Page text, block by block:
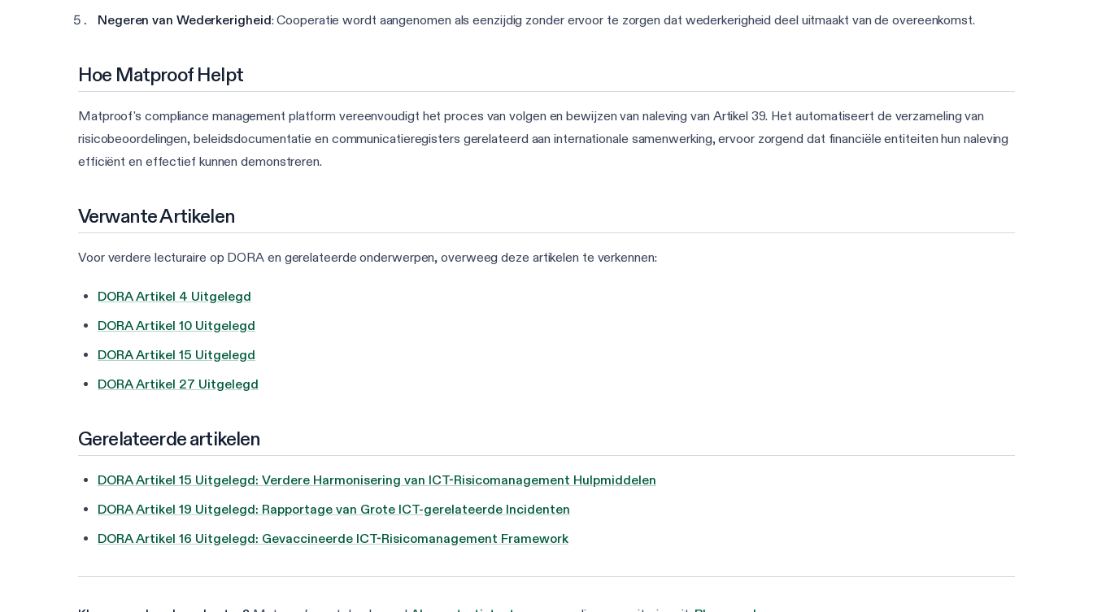
Negeren van Wederkerigheid: Cooperatie wordt aangenomen als eenzijdig zonder ervoor te zorgen dat wederkerigheid deel uitmaakt van de overeenkomst.
Hoe Matproof Helpt
Matproof's compliance management platform vereenvoudigt het proces van volgen en bewijzen van naleving van Artikel 39. Het automatiseert de verzameling van
risicobeoordelingen, beleidsdocumentatie en communicatieregisters gerelateerd aan internationale samenwerking, ervoor zorgend dat financiële entiteiten hun naleving
efficiënt en effectief kunnen demonstreren.
Verwante Artikelen
Voor verdere lecturaire op DORA en gerelateerde onderwerpen, overweeg deze artikelen te verkennen:
DORA Artikel 4 Uitgelegd
DORA Artikel 10 Uitgelegd
DORA Artikel 15 Uitgelegd
DORA Artikel 27 Uitgelegd
Gerelateerde artikelen
DORA Artikel 15 Uitgelegd: Verdere Harmonisering van ICT-Risicomanagement Hulpmiddelen
DORA Artikel 19 Uitgelegd: Rapportage van Grote ICT-gerelateerde Incidenten
DORA Artikel 16 Uitgelegd: Gevaccineerde ICT-Risicomanagement Framework